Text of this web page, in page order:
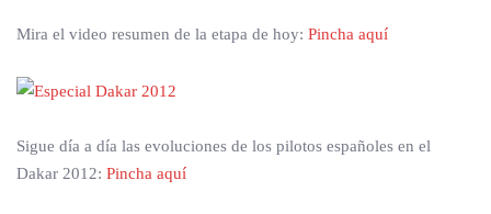
Mira el video resumen de la etapa de hoy: Pincha aquí
Sigue día a día las evoluciones de los pilotos españoles en el
Dakar 2012: Pincha aquí